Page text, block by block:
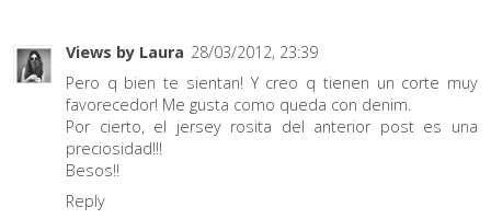
Views by Laura 28/03/2012, 23:39
Pero q bien te sientan! Y creo q tienen un corte muy
favorecedor! Me gusta como queda con denim.
Por cierto, el jersey rosita del anterior post es una
preciosidad!!!
Besos!!
Reply